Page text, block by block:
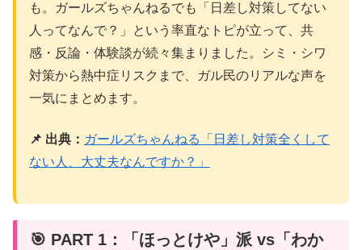
も。ガールズちゃんねるでも「日差し対策してない
人ってなんで？」という率直なトピが立って、共
感・反論・体験談が続々集まりました。シミ・シワ
対策から熱中症リスクまで、ガル民のリアルな声を
一気にまとめます。
📌 出典： ガールズちゃんねる「日差し対策全くして
ない人、大丈夫なんですか？」
🎯 PART 1：「ほっとけや」派 vs「わか